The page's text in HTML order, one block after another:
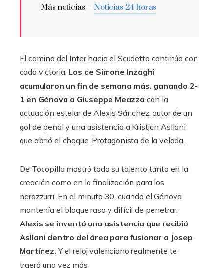
Más noticias – Noticias 24 horas
El camino del Inter hacia el Scudetto continúa con
cada victoria. Los de Simone Inzaghi
acumularon un fin de semana más, ganando 2-
1 en Génova a Giuseppe Meazza con la
actuación estelar de Alexis Sánchez, autor de un
gol de penal y una asistencia a Kristjan Asllani
que abrió el choque. Protagonista de la velada.
De Tocopilla mostró todo su talento tanto en la
creación como en la finalización para los
nerazzurri. En el minuto 30, cuando el Génova
mantenía el bloque raso y difícil de penetrar,
Alexis se inventó una asistencia que recibió
Asllani dentro del área para fusionar a Josep
Martínez.Y el reloj valenciano realmente te
traerá una vez más.